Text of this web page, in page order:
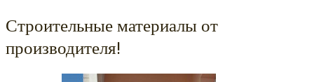
Строительные материалы от
производителя!